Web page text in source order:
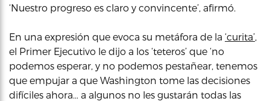
‘Nuestro progreso es claro y convincente’, afirmó.
En una expresión que evoca su metáfora de la ‘curita’,
el Primer Ejecutivo le dijo a los ‘teteros’ que ‘no
podemos esperar, y no podemos pestañear, tenemos
que empujar a que Washington tome las decisiones
difíciles ahora… a algunos no les gustarán todas las